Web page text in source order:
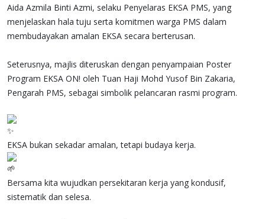
Aida Azmila Binti Azmi, selaku Penyelaras EKSA PMS, yang
menjelaskan hala tuju serta komitmen warga PMS dalam
membudayakan amalan EKSA secara berterusan.
Seterusnya, majlis diteruskan dengan penyampaian Poster
Program EKSA ON! oleh Tuan Haji Mohd Yusof Bin Zakaria,
Pengarah PMS, sebagai simbolik pelancaran rasmi program.
EKSA bukan sekadar amalan, tetapi budaya kerja.
Bersama kita wujudkan persekitaran kerja yang kondusif,
sistematik dan selesa.